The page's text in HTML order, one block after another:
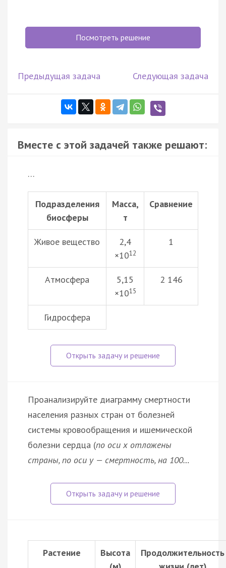
Посмотреть решение
Предыдущая задача Следующая задача
Вместе с этой задачей также решают:
…
Подразделения
биосферы
Масса,
т
Сравнение
Живое вещество
2,4
×1012
1
Атмосфера
5,15
×1015
2 146
Гидросфера
Проанализируйте диаграмму смертности
населения разных стран от болезней
системы кровообращения и ишемической
болезни сердца (по оси x отложены
страны, по оси у — смертность, на 100…
Растение
Высота
Продолжительность